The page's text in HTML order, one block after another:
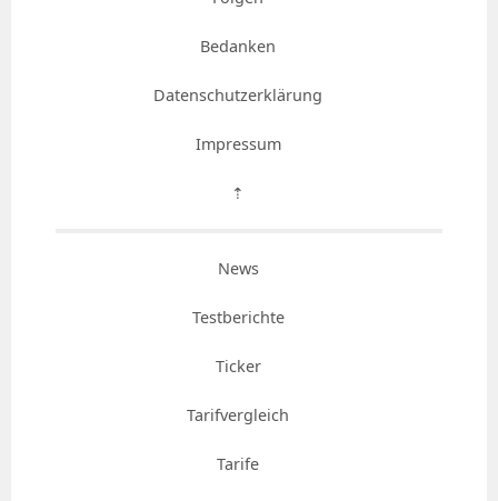
Bedanken
Datenschutzerklärung
Impressum
⇡
News
Testberichte
Ticker
Tarifvergleich
Tarife